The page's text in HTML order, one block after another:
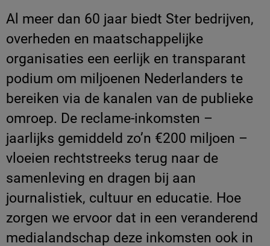
Al meer dan 60 jaar biedt Ster bedrijven,
overheden en maatschappelijke
organisaties een eerlijk en transparant
podium om miljoenen Nederlanders te
bereiken via de kanalen van de publieke
omroep. De reclame-inkomsten –
jaarlijks gemiddeld zo’n €200 miljoen –
vloeien rechtstreeks terug naar de
samenleving en dragen bij aan
journalistiek, cultuur en educatie. Hoe
zorgen we ervoor dat in een veranderend
medialandschap deze inkomsten ook in